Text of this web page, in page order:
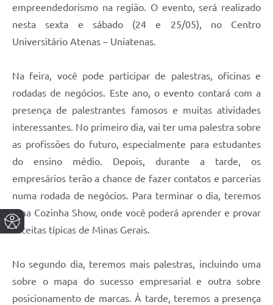
empreendedorismo na região. O evento, será realizado
nesta sexta e sábado (24 e 25/05), no Centro
Universitário Atenas – Uniatenas.
Na feira, você pode participar de palestras, oficinas e
rodadas de negócios. Este ano, o evento contará com a
presença de palestrantes famosos e muitas atividades
interessantes. No primeiro dia, vai ter uma palestra sobre
as profissões do futuro, especialmente para estudantes
do ensino médio. Depois, durante a tarde, os
empresários terão a chance de fazer contatos e parcerias
numa rodada de negócios. Para terminar o dia, teremos
uma Cozinha Show, onde você poderá aprender e provar
receitas típicas de Minas Gerais.
No segundo dia, teremos mais palestras, incluindo uma
sobre o mapa do sucesso empresarial e outra sobre
posicionamento de marcas. À tarde, teremos a presença